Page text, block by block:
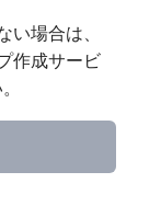
い場合は、
作成サービ